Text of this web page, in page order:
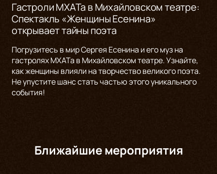
Гастроли МХАТа в Михайловском театре:
Спектакль «Женщины Есенина»
открывает тайны поэта
Погрузитесь в мир Сергея Есенина и его муз на
гастролях МХАТа в Михайловском театре. Узнайте,
как женщины влияли на творчество великого поэта.
Не упустите шанс стать частью этого уникального
события!
Ближайшие мероприятия